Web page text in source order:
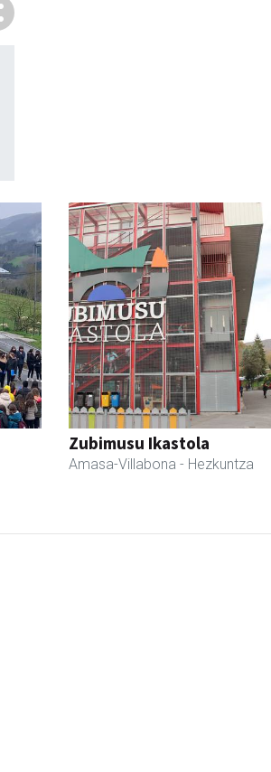
Zubimusu Ikastola
Amasa-Villabona - Hezkuntza